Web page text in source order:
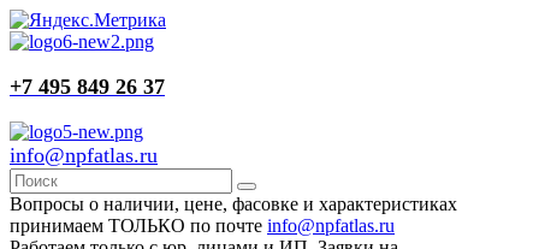
+7 495 849 26 37
info@npfatlas.ru
Вопросы о наличии, цене, фасовке и характеристиках
принимаем ТОЛЬКО по почте info@npfatlas.ru